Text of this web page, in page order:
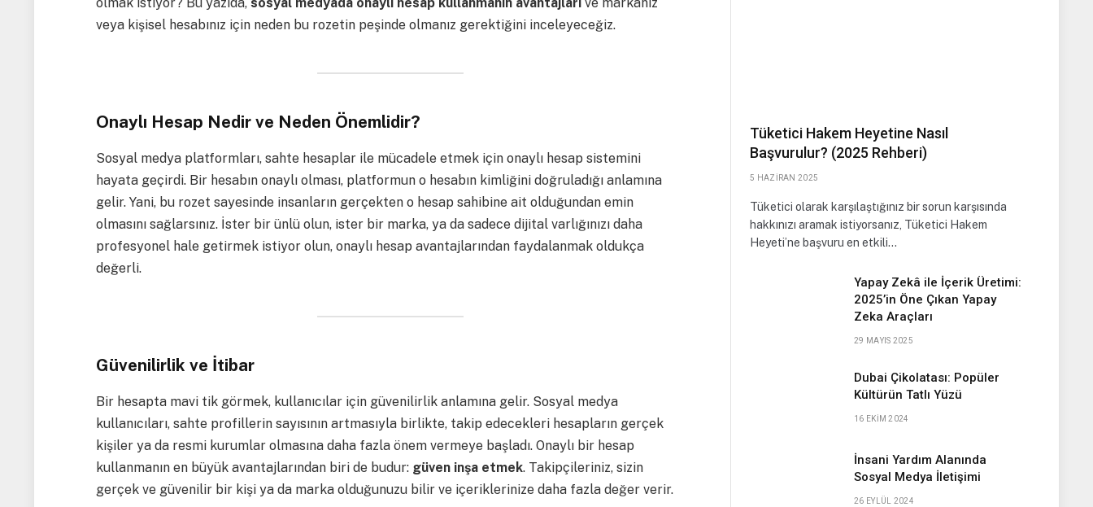
veya kişisel hesabınız için neden bu rozetin peşinde olmanız gerektiğini inceleyeceğiz.
Onaylı Hesap Nedir ve Neden Önemlidir?
Sosyal medya platformları, sahte hesaplar ile mücadele etmek için onaylı hesap sistemini
hayata geçirdi. Bir hesabın onaylı olması, platformun o hesabın kimliğini doğruladığı anlamına
gelir. Yani, bu rozet sayesinde insanların gerçekten o hesap sahibine ait olduğundan emin
olmasını sağlarsınız. İster bir ünlü olun, ister bir marka, ya da sadece dijital varlığınızı daha
profesyonel hale getirmek istiyor olun, onaylı hesap avantajlarından faydalanmak oldukça
değerli.
Güvenilirlik ve İtibar
Bir hesapta mavi tik görmek, kullanıcılar için güvenilirlik anlamına gelir. Sosyal medya
kullanıcıları, sahte profillerin sayısının artmasıyla birlikte, takip edecekleri hesapların gerçek
kişiler ya da resmi kurumlar olmasına daha fazla önem vermeye başladı. Onaylı bir hesap
kullanmanın en büyük avantajlarından biri de budur: güven inşa etmek. Takipçileriniz, sizin
gerçek ve güvenilir bir kişi ya da marka olduğunuzu bilir ve içeriklerinize daha fazla değer verir.
Tüketici Hakem Heyetine Nasıl
Başvurulur? (2025 Rehberi)
5 HAZIRAN 2025
Tüketici olarak karşılaştığınız bir sorun karşısında
hakkınızı aramak istiyorsanız, Tüketici Hakem
Heyeti’ne başvuru en etkili…
Yapay Zekâ ile İçerik Üretimi:
2025’in Öne Çıkan Yapay
Zeka Araçları
29 MAYIS 2025
Dubai Çikolatası: Popüler
Kültürün Tatlı Yüzü
16 EKIM 2024
İnsani Yardım Alanında
Sosyal Medya İletişimi
26 EYLÜL 2024